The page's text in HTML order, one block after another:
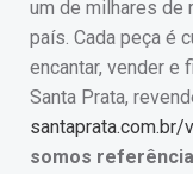
um de milhares de
país. Cada peça é
encantar, vender e
Santa Prata,
santaprata.com.br/
somos